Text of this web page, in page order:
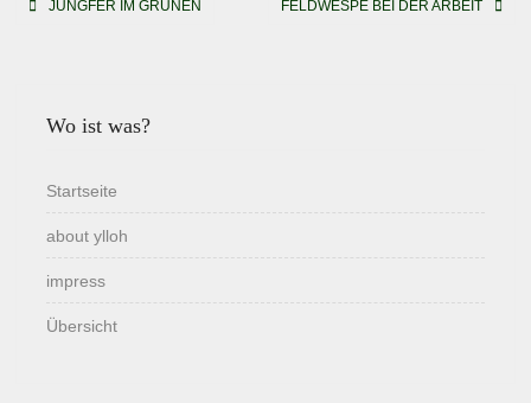
JUNGFER IM GRÜNEN FELDWESPE BEI DER ARBEIT
Wo ist was?
Startseite
about ylloh
impress
Übersicht